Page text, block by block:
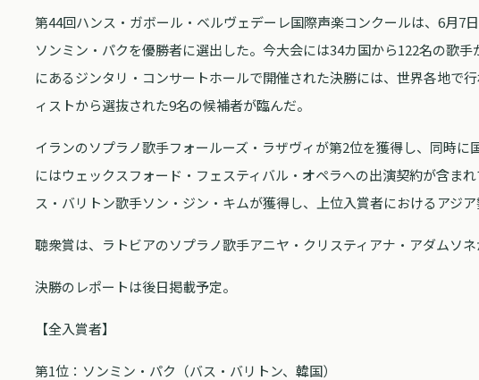
第44回ハンス・ガボール・ベルヴェデーレ国際声楽コンクールは、6月7
ソンミン・パクを優勝者に選出した。今大会には34カ国から122名の歌
にあるジンタリ・コンサートホールで開催された決勝には、世界各地で
ィストから選抜された9名の候補者が臨んだ。
イランのソプラノ歌手フォールーズ・ラザヴィが第2位を獲得し、同時に
にはウェックスフォード・フェスティバル・オペラへの出演契約が含ま
ス・バリトン歌手ソン・ジン・キムが獲得し、上位入賞者におけるアジア
聴衆賞は、ラトビアのソプラノ歌手アニヤ・クリスティアナ・アダムソネ
決勝のレポートは後日掲載予定。
【全入賞者】
第1位：ソンミン・パク（バス・バリトン、韓国）